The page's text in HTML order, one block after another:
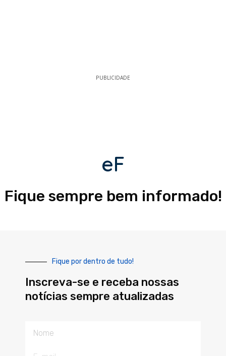
PUBLICIDADE
eF
Fique sempre bem informado!
Fique por dentro de tudo!
Inscreva-se e receba nossas
notícias sempre atualizadas